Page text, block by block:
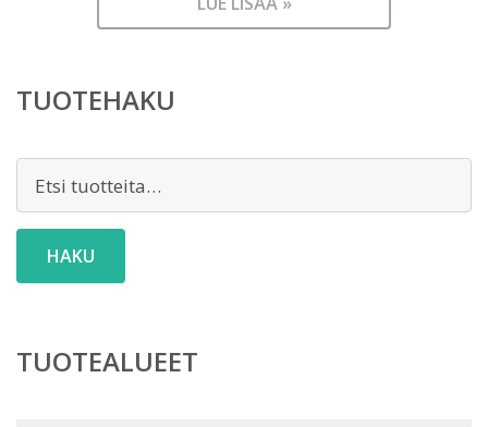
TUOTEHAKU
HAKU
TUOTEALUEET